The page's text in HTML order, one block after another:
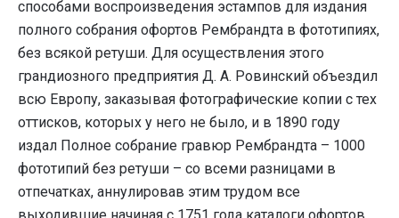
способами воспроизведения эстампов для издания
полного собрания офортов Рембрандта в фототипиях,
без всякой ретуши. Для осуществления этого
грандиозного предприятия Д. А. Ровинский объездил
всю Европу, заказывая фотографические копии с тех
оттисков, которых у него не было, и в 1890 году
издал Полное собрание гравюр Рембрандта – 1000
фототипий без ретуши – со всеми разницами в
отпечатках, аннулировав этим трудом все